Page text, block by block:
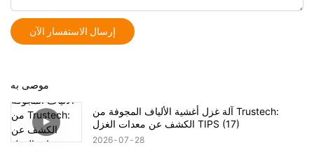
إرسال الاستفسار الآن
موصى به
آلة غزل أغشية الألياف المجوفة من Trustech:
الكشف عن معدات الغزل TIPS (17)
2026 07 28